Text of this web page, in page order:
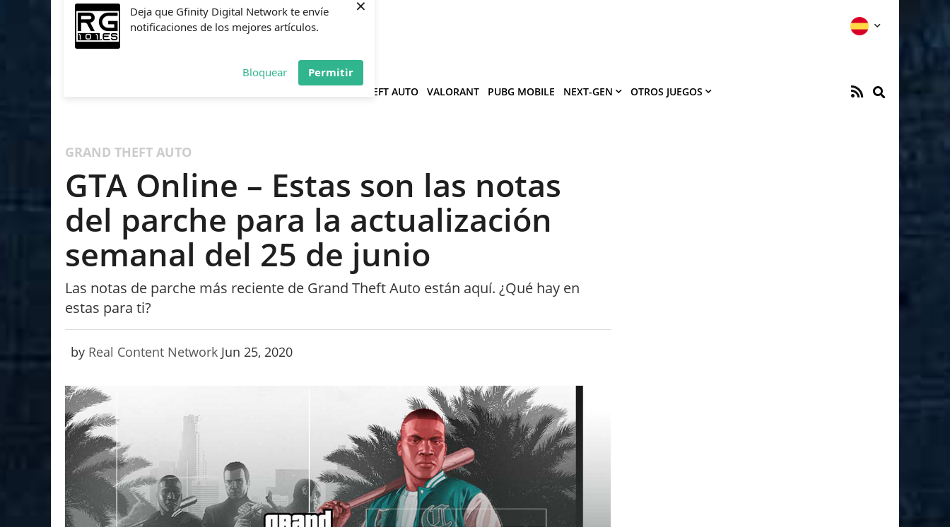
Deja que Gfinity Digital Network te envíe
notificaciones de los mejores artículos.
Bloquear Permitir
×
GRAND THEFT AUTO VALORANT PUBG MOBILE NEXT-GEN OTROS JUEGOS
GRAND THEFT AUTO
GTA Online – Estas son las notas
del parche para la actualización
semanal del 25 de junio
Las notas de parche más reciente de Grand Theft Auto están aquí. ¿Qué hay en
estas para ti?
by Real Content Network Jun 25, 2020